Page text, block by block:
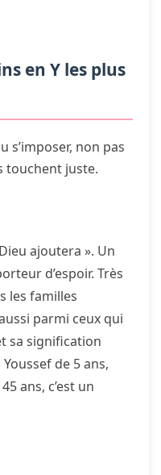
en Y les plus
s’imposer, non pas
touchent juste.
ajoutera ». Un
d’espoir. Très
les familles
parmi ceux qui
sa signification
de 5 ans,
ans, c’est un